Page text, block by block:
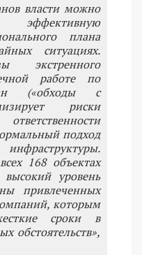
власти можно
плана
ситуациях.
работе по
(«обходы с
риски
подход
168 объектах
высокий уровень
привлеченных
которым
сроки в
обстоятельств»,